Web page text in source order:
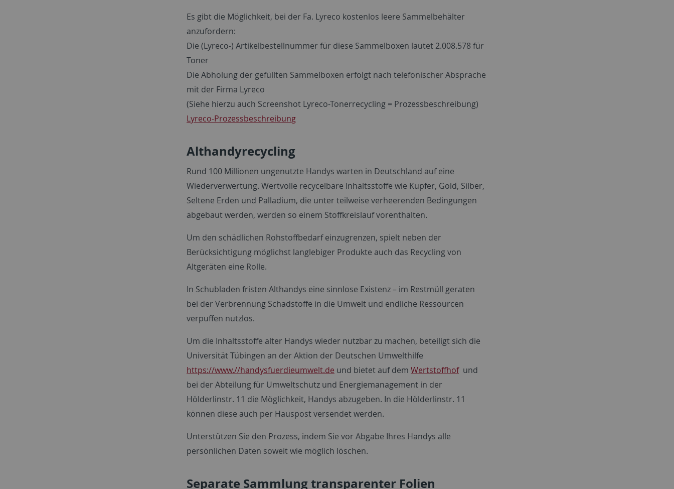
Es gibt die Möglichkeit, bei der Fa. Lyreco kostenlos leere Sammelbehälter
anzufordern:
Die (Lyreco-) Artikelbestellnummer für diese Sammelboxen lautet 2.008.578 für
Toner
Die Abholung der gefüllten Sammelboxen erfolgt nach telefonischer Absprache
mit der Firma Lyreco
(Siehe hierzu auch Screenshot Lyreco-Tonerrecycling = Prozessbeschreibung)
Lyreco-Prozessbeschreibung
Althandyrecycling
Rund 100 Millionen ungenutzte Handys warten in Deutschland auf eine
Wiederverwertung. Wertvolle recycelbare Inhaltsstoffe wie Kupfer, Gold, Silber,
Seltene Erden und Palladium, die unter teilweise verheerenden Bedingungen
abgebaut werden, werden so einem Stoffkreislauf vorenthalten.
Um den schädlichen Rohstoffbedarf einzugrenzen, spielt neben der
Berücksichtigung möglichst langlebiger Produkte auch das Recycling von
Altgeräten eine Rolle.
In Schubladen fristen Althandys eine sinnlose Existenz – im Restmüll geraten
bei der Verbrennung Schadstoffe in die Umwelt und endliche Ressourcen
verpuffen nutzlos.
Um die Inhaltsstoffe alter Handys wieder nutzbar zu machen, beteiligt sich die
Universität Tübingen an der Aktion der Deutschen Umwelthilfe
https://www.//handysfuerdieumwelt.de und bietet auf dem Wertstoffhofund
bei der Abteilung für Umweltschutz und Energiemanagement in der
Hölderlinstr. 11 die Möglichkeit, Handys abzugeben. In die Hölderlinstr. 11
können diese auch per Hauspost versendet werden.
Unterstützen Sie den Prozess, indem Sie vor Abgabe Ihres Handys alle
persönlichen Daten soweit wie möglich löschen.
Separate Sammlung transparenter Folien